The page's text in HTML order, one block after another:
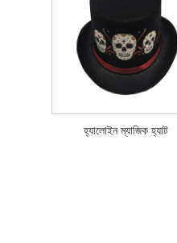
হ্যালোইন ম্যাজিক হ্যাট